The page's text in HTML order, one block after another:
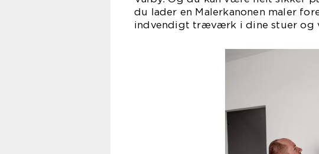
du lader en Malerkanonen maler
indvendigt træværk i dine stuer og